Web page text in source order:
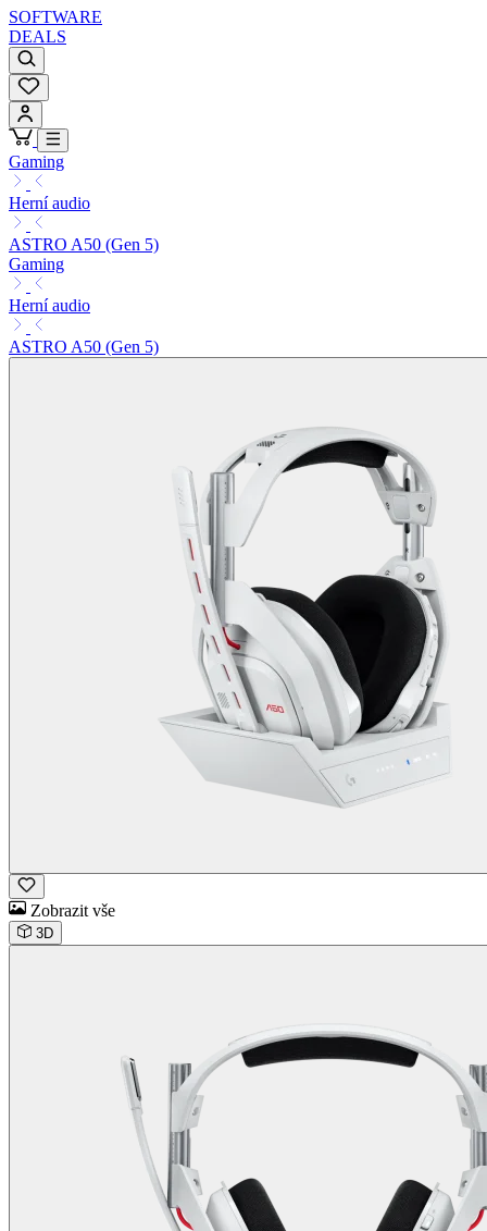
SOFTWARE
DEALS
Gaming
Herní audio
ASTRO A50 (Gen 5)
Gaming
Herní audio
ASTRO A50 (Gen 5)
Zobrazit vše
3D